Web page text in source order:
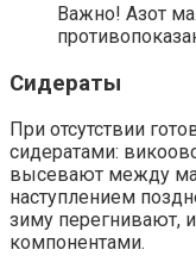
Важно! Азот
Сидераты
При отсутствии
сидератами:
высевают между
наступлением
зиму перегнивают,
компонентами.